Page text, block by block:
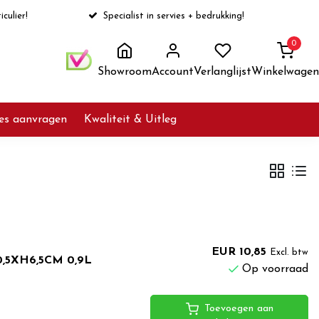
Specialist in servies + bedrukking!
ShowroomAccountVerlanglijst
0
Winkelwagen
aanvragen Kwaliteit & Uitleg
0,9L
EUR 10,85 Excl. btw
Op voorraad
Toevoegen aan